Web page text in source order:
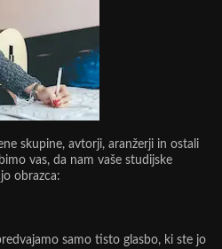
skupine, avtorji, aranžerji in ostali
vas, da nam vaše studijske
obrazca:
samo tisto glasbo, ki ste jo